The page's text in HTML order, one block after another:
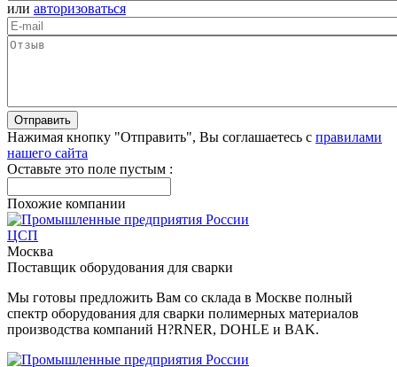
или авторизоваться
Нажимая кнопку "Отправить", Вы соглашаетесь с правилами
нашего сайта
Оставьте это поле пустым :
Похожие компании
ЦСП
Москва
Поставщик оборудования для сварки
Мы готовы предложить Вам со склада в Москве полный
спектр оборудования для сварки полимерных материалов
производства компаний H?RNER, DOHLE и BAK.